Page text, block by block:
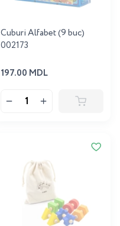
Cuburi Alfabet (9 buc)
002173
197.00 MDL